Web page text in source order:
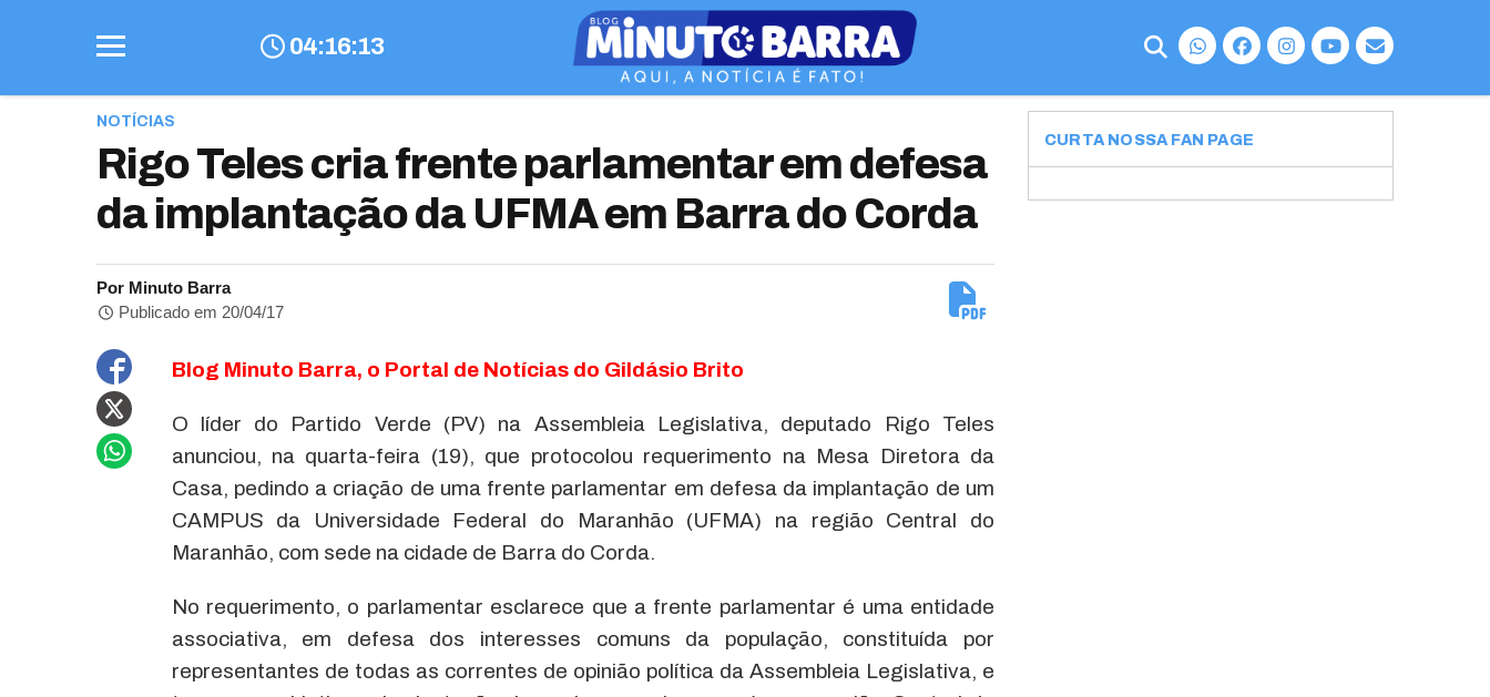
04:16:13
NOTÍCIAS
Rigo Teles cria frente parlamentar em defesa
da implantação da UFMA em Barra do Corda
Por Minuto Barra
Publicado em 20/04/17
Blog Minuto Barra, o Portal de Notícias do Gildásio Brito
O líder do Partido Verde (PV) na Assembleia Legislativa, deputado Rigo Teles
anunciou, na quarta-feira (19), que protocolou requerimento na Mesa Diretora da
Casa, pedindo a criação de uma frente parlamentar em defesa da implantação de um
CAMPUS da Universidade Federal do Maranhão (UFMA) na região Central do
Maranhão, com sede na cidade de Barra do Corda.
No requerimento, o parlamentar esclarece que a frente parlamentar é uma entidade
associativa, em defesa dos interesses comuns da população, constituída por
representantes de todas as correntes de opinião política da Assembleia Legislativa, e
CURTA NOSSA FAN PAGE